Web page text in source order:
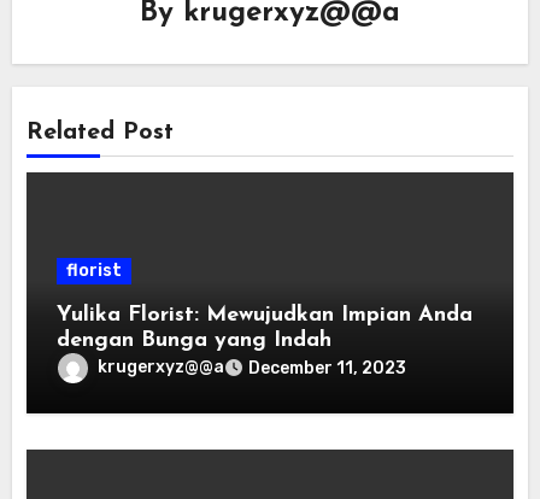
By krugerxyz@@a
Related Post
florist
Yulika Florist: Mewujudkan Impian Anda
dengan Bunga yang Indah
krugerxyz@@a December 11, 2023